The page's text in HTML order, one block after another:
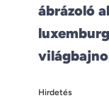
ábrázoló
Hirdetés